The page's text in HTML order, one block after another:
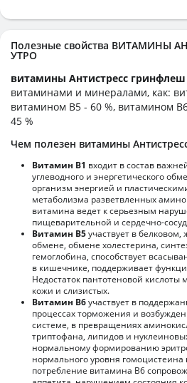
Полезные свойства ВИТАМИНЫ
УТРО
витамины Антистресс гринфлеш
витаминами и минералами, как:
витамином B5 - 60 %, витамином
45 %
Чем полезен витамины
Витамин В1 входит в состав
углеводного и энергетического
организм энергией и
метаболизма разветвленных
витамина ведет к серьезным
пищеварительной и сердечно-
Витамин В5участвует в
обмене, обмене холестерина,
гемоглобина, способствует
в кишечнике, поддерживает
Недостаток пантотеновой
кожи и слизистых.
Витамин В6участвует в
процессах торможения и
системе, в превращениях
триптофана, липидов и
нормальному формированию
нормального уровня гомоцистеина
потребление витамина В6